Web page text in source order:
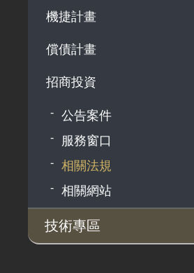
駕駛檢定發照
災害防救
鐵道技術研究及驗證中心
軌道系統採購作業指引
釋出維修商機
發展智慧鐵道
人才培育
申請須知及表單下載
開發背景
案件資訊
機捷計畫
開發背景
案件資訊
償債計畫
開發背景
案件資訊
招商投資
公告案件
服務窗口
相關法規
相關網站
技術專區